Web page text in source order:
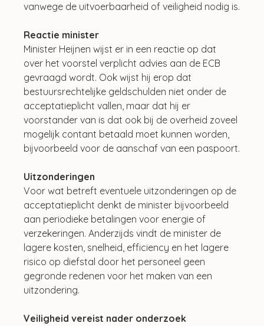
vanwege de uitvoerbaarheid of veiligheid nodig is.
Reactie minister
Minister Heijnen wijst er in een reactie op dat
over het voorstel verplicht advies aan de ECB
gevraagd wordt. Ook wijst hij erop dat
bestuursrechtelijke geldschulden niet onder de
acceptatieplicht vallen, maar dat hij er
voorstander van is dat ook bij de overheid zoveel
mogelijk contant betaald moet kunnen worden,
bijvoorbeeld voor de aanschaf van een paspoort.
Uitzonderingen
Voor wat betreft eventuele uitzonderingen op de
acceptatieplicht denkt de minister bijvoorbeeld
aan periodieke betalingen voor energie of
verzekeringen. Anderzijds vindt de minister de
lagere kosten, snelheid, efficiency en het lagere
risico op diefstal door het personeel geen
gegronde redenen voor het maken van een
uitzondering.
Veiligheid vereist nader onderzoek